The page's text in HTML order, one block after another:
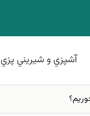
آشپزي و شيريني پزي